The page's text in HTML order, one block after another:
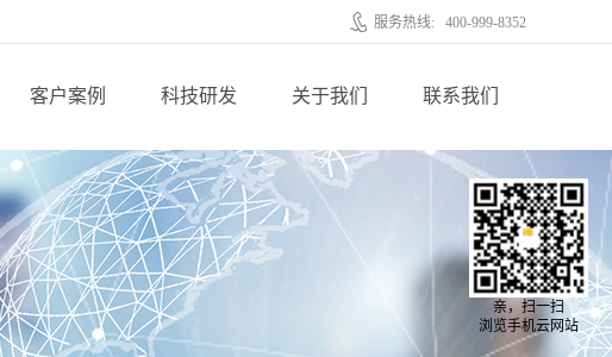
服务热线: 400-999-8352
客户案例 科技研发 关于我们 联系我们
亲，扫一扫
浏览手机云网站